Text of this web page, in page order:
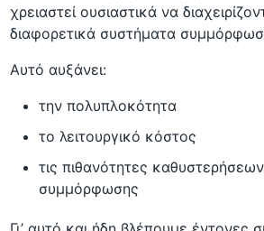
χρειαστεί ουσιαστικά να
διαφορετικά συστήματα
Αυτό αυξάνει:
την πολυπλοκότητα
το λειτουργικό κόστος
τις πιθανότητες
συμμόρφωσης